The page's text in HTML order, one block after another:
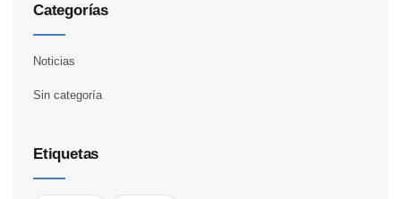
Categorías
Noticias
Sin categoría
Etiquetas